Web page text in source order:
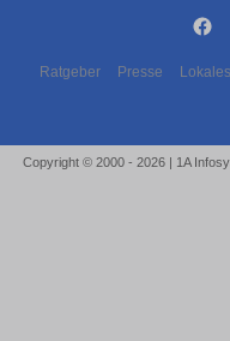
Ratgeber Presse Lokales
Copyright © 2000 - 2026 | 1A